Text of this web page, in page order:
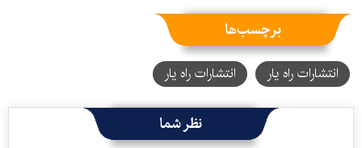
برچسب‌ها
انتشارات راه یار انتشارات راه‌ یار
نظر شما